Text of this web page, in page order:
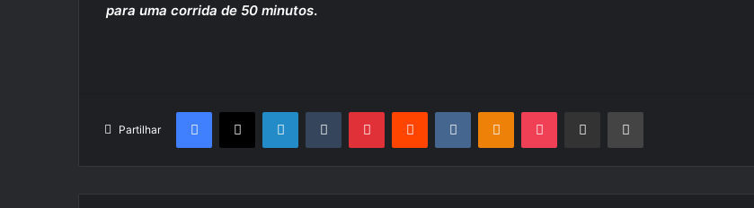
para uma corrida de 50 minutos.
Partilhar
Facebook
X LinkedInTumblr PinterestReddit VKontakteOdnoklassniki
Pocket Partilhar Via Email Imprimir